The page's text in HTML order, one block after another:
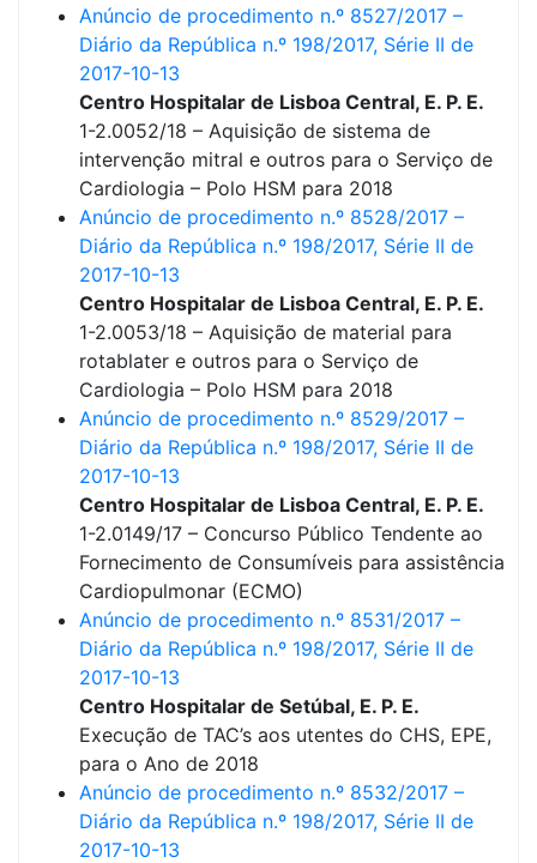
Anúncio de procedimento n.º 8527/2017 –
Diário da República n.º 198/2017, Série II de
2017-10-13
Centro Hospitalar de Lisboa Central, E. P. E.
1-2.0052/18 – Aquisição de sistema de
intervenção mitral e outros para o Serviço de
Cardiologia – Polo HSM para 2018
Anúncio de procedimento n.º 8528/2017 –
Diário da República n.º 198/2017, Série II de
2017-10-13
Centro Hospitalar de Lisboa Central, E. P. E.
1-2.0053/18 – Aquisição de material para
rotablater e outros para o Serviço de
Cardiologia – Polo HSM para 2018
Anúncio de procedimento n.º 8529/2017 –
Diário da República n.º 198/2017, Série II de
2017-10-13
Centro Hospitalar de Lisboa Central, E. P. E.
1-2.0149/17 – Concurso Público Tendente ao
Fornecimento de Consumíveis para assistência
Cardiopulmonar (ECMO)
Anúncio de procedimento n.º 8531/2017 –
Diário da República n.º 198/2017, Série II de
2017-10-13
Centro Hospitalar de Setúbal, E. P. E.
Execução de TAC’s aos utentes do CHS, EPE,
para o Ano de 2018
Anúncio de procedimento n.º 8532/2017 –
Diário da República n.º 198/2017, Série II de
2017-10-13